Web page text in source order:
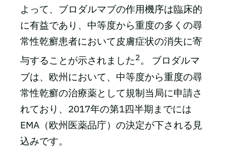
よって、ブロダルマブの作用機序は臨床的
に有益であり、中等度から重度の多くの尋
常性乾癬患者において皮膚症状の消失に寄
与することが示されました2。 ブロダルマ
ブは、欧州において、中等度から重度の尋
常性乾癬の治療薬として規制当局に申請さ
れており、2017年の第1四半期までには
EMA（欧州医薬品庁）の決定が下される見
込みです。